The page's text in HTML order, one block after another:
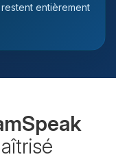
entièrement